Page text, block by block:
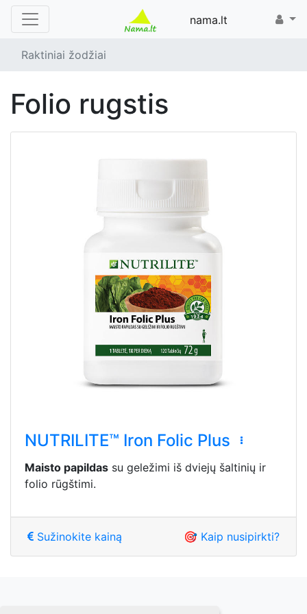
nama.lt
Raktiniai žodžiai
folio rugstis
NUTRILITE™ Iron Folic Plus
Maisto papildas su geležimi iš dviejų šaltinių ir
folio rūgštimi.
Sužinokite kainą 🎯 Kaip nusipirkti?